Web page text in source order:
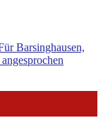
Barsinghausen,